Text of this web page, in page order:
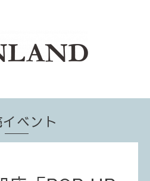
ベント